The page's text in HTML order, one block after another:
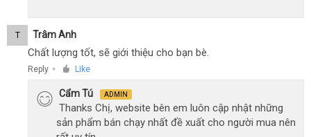
T Trâm Anh
Chất lượng tốt, sẽ giới thiệu cho bạn bè.
Reply ● Like
Cẩm Tú ADMIN
Thanks Chị, website bên em luôn cập nhật những
sản phẩm bán chạy nhất đề xuất cho người mua nên